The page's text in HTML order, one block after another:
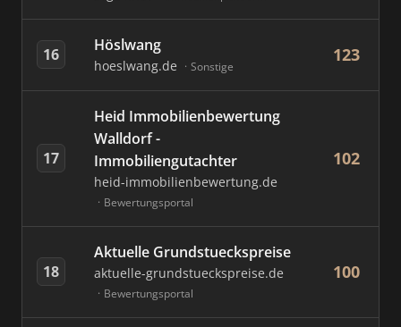
16 Höslwang
hoeslwang.de Sonstige
123
17
Heid Immobilienbewertung
Walldorf -
Immobiliengutachter
heid-immobilienbewertung.de
Bewertungsportal
102
18
Aktuelle Grundstueckspreise
aktuelle-grundstueckspreise.de
Bewertungsportal
100